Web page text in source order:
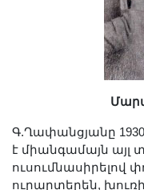
Գ.Ղափանցյանը
է միանգամայն այլ
ուսումնասիրելով
ուրարտերեն,